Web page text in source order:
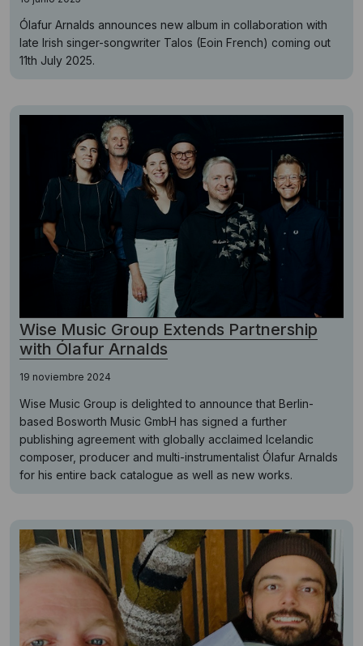
Ólafur Arnalds announces new album in collaboration with
late Irish singer-songwriter Talos (Eoin French) coming out
11th July 2025.
Wise Music Group Extends Partnership
with Ólafur Arnalds
19 noviembre 2024
Wise Music Group is delighted to announce that Berlin-
based Bosworth Music GmbH has signed a further
publishing agreement with globally acclaimed Icelandic
composer, producer and multi-instrumentalist Ólafur Arnalds
for his entire back catalogue as well as new works.